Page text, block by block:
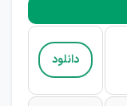
دانلود